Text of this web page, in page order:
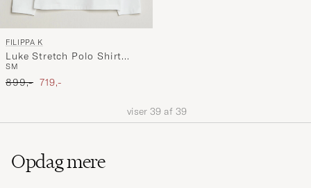
FILIPPA K
Luke Stretch Polo Shirt
White
SM
Ordinary pris
899,- Nedsat pris
719,-
viser 39 af 39
Opdag mere